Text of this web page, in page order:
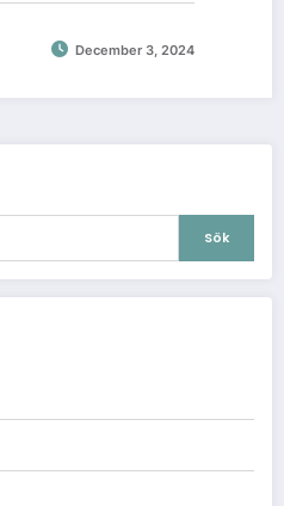
December 3, 2024
Sök